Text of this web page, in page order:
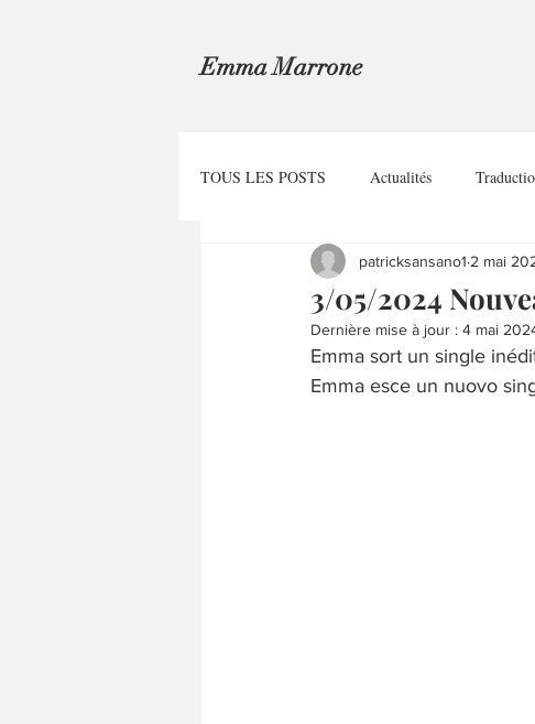
Emma Marrone
TOUS LES POSTS Actualités
3/05/2024
patricksansano1 2 mai
Dernière mise à jour : 4 mai
Emma sort un single
Emma esce un nuovo